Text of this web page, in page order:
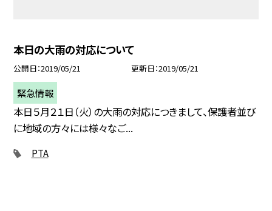
本日の大雨の対応について
公開日 2019/05/21 更新日 2019/05/21
緊急情報
本日５月２１日（火）の大雨の対応につきまして、保護者並び
に地域の方々には様々なご...
PTA